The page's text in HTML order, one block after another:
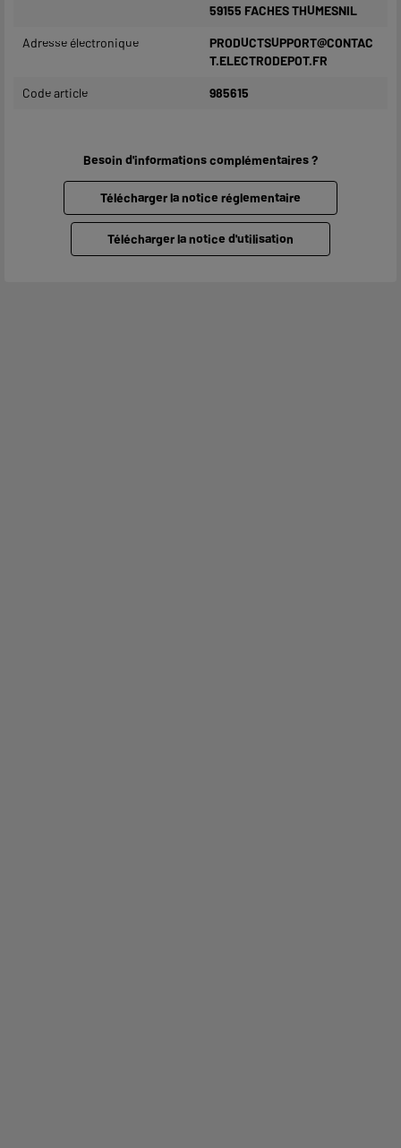
59155 FACHES THUMESNIL
Adresse électronique
PRODUCTSUPPORT@CONTAC
T.ELECTRODEPOT.FR
Code article 985615
Besoin d'informations complémentaires ?
Télécharger la notice réglementaire
Télécharger la notice d'utilisation